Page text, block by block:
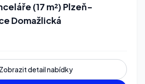
(17 m²) Plzeň-
Domažlická
Zobrazit detail nabídky